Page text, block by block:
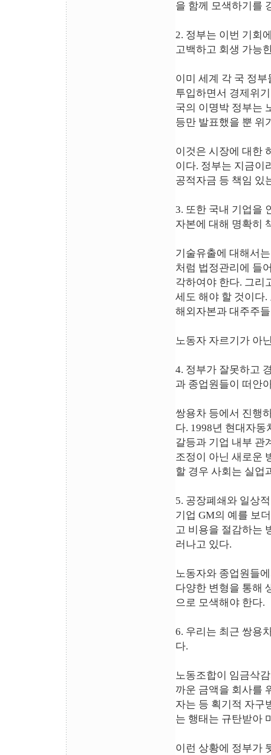
을 함께 모색하기를
2. 정부는 이번 기회
고백하고 회생 가능
이미 세계 각 국 정
투입하면서 경제위
국의 이명박 정부는
등만 발표했을 뿐 위
이것은 시장에 대한
이다. 정부는 지금이
공적자금 등 책임 있
3. 또한 국내 기업을
자본에 대해 명확히
기술유출에 대해서
처럼 법정관리에 들
각하여야 한다. 그리
세도 해야 할 것이다
해외자본과 대주주
노동자 자르기가 아
4. 정부가 잘못하고
과 종업원들이 떠안
쌍용차 등에서 진행
다. 1998년 현대자
갈등과 기업 내부 관
조정이 아닌 새로운
할 경우 사회는 실업
5. 공장폐쇄와 일상
기업 GM의 예를 보
고 비용을 절감하는
러나고 있다.
노동자와 종업원들
다양한 변형을 통해
으로 모색해야 한다.
6. 우리는 최근 쌍용
다.
노동조합이 임금삭
까운 금액을 회사를
자는 등 획기적 자구
는 행태는 규탄받아
이런 상황에 정부가